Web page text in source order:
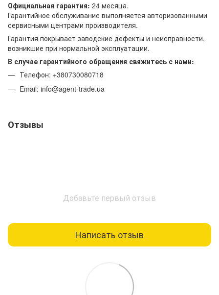
Официальная гарантия: 24 месяца.
Гарантийное обслуживание выполняется авторизованными
сервисными центрами производителя.
Гарантия покрывает заводские дефекты и неисправности,
возникшие при нормальной эксплуатации.
В случае гарантийного обращения свяжитесь с нами:
Телефон: +380730080718
Email: info@agent-trade.ua
Отзывы
Добавьте первый отзыв
Написать отзыв